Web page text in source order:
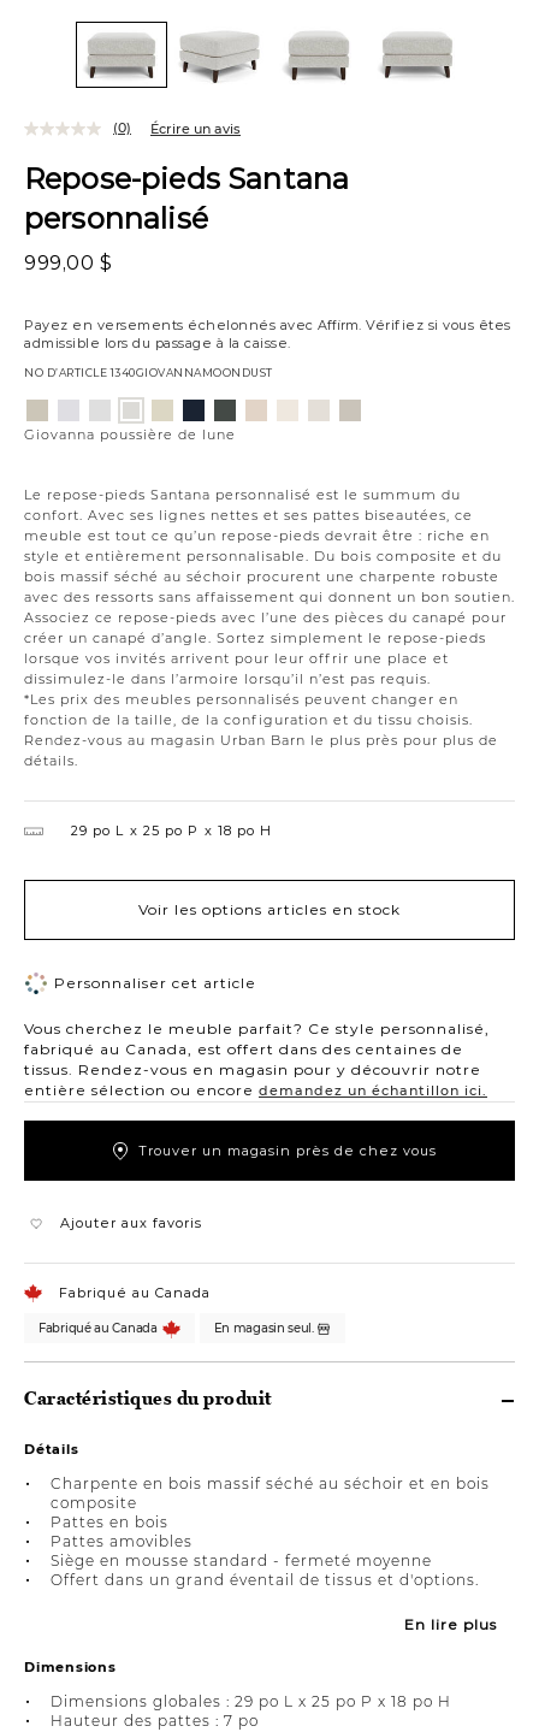
Repose-pieds Santana
personnalisé
999,00 $
Payez en versements échelonnés avec Affirm. Vérifiez si vous êtes
admissible lors du passage à la caisse.
NO D’ARTICLE1340GIOVANNAMOONDUST
Le repose-pieds Santana personnalisé est le summum du
confort. Avec ses lignes nettes et ses pattes biseautées, ce
meuble est tout ce qu’un repose-pieds devrait être : riche en
style et entièrement personnalisable. Du bois composite et du
bois massif séché au séchoir procurent une charpente robuste
avec des ressorts sans affaissement qui donnent un bon soutien.
Associez ce repose-pieds avec l’une des pièces du canapé pour
créer un canapé d’angle. Sortez simplement le repose-pieds
lorsque vos invités arrivent pour leur offrir une place et
dissimulez-le dans l’armoire lorsqu’il n’est pas requis.
*Les prix des meubles personnalisés peuvent changer en
fonction de la taille, de la configuration et du tissu choisis.
Rendez-vous au magasin Urban Barn le plus près pour plus de
détails.
(0) Écrire un avis
Variations
platineneigeargenture
poussière
opalecharbon
étain
Giovanna poussière de lune
29 po L 25 po P 18 po H
Voir les options articles en stock
Personnaliser cet article
Vous cherchez le meuble parfait? Ce style personnalisé,
fabriqué au Canada, est offert dans des centaines de
tissus. Rendez-vous en magasin pour y découvrir notre
entière sélection ou encore demandez un échantillon ici.
Trouver un magasin près de chez vous
Ajouter aux favoris
Fabriqué au Canada
Fabriqué au Canada En magasin seul.
Caractéristiques du produit
Détails
Charpente en bois massif séché au séchoir et en bois
composite
Pattes en bois
Pattes amovibles
Siège en mousse standard - fermeté moyenne
Offert dans un grand éventail de tissus et d'options.
En lire plus
Dimensions
Dimensions globales : 29 po L x 25 po P x 18 po H
Hauteur des pattes : 7 po